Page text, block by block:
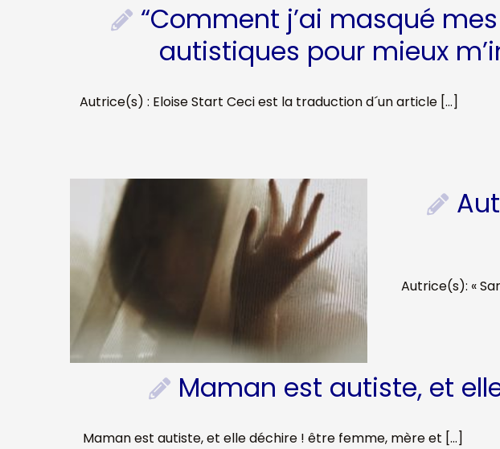
“Comment j’ai masqué
autistiques pour mieux
Autrice(s) : Eloise Start Ceci est la traduction d´un article […]
Autrice(s): «
Maman est autiste, et
Maman est autiste, et elle déchire ! être femme, mère et […]